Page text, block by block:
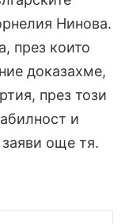
Нинова.
през които
доказахме,
през този
и
заяви още тя.